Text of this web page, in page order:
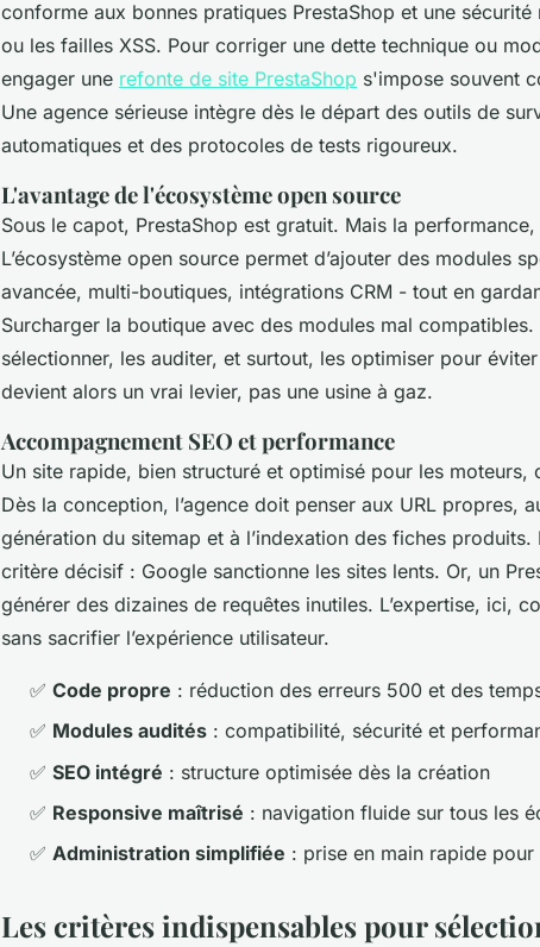
conforme aux bonnes pratiques PrestaShop et une
ou les failles XSS. Pour corriger une dette technique ou
engager une refonte de site PrestaShop s'impose souvent
Une agence sérieuse intègre dès le départ des outils de
automatiques et des protocoles de tests rigoureux.
L'avantage de l'écosystème open source
Sous le capot, PrestaShop est gratuit. Mais la
L’écosystème open source permet d’ajouter des modules
avancée, multi-boutiques, intégrations CRM - tout en
Surcharger la boutique avec des modules mal
sélectionner, les auditer, et surtout, les optimiser pour
devient alors un vrai levier, pas une usine à gaz.
Accompagnement SEO et performance
Un site rapide, bien structuré et optimisé pour les moteurs,
Dès la conception, l’agence doit penser aux URL propres,
génération du sitemap et à l’indexation des fiches produits.
critère décisif : Google sanctionne les sites lents. Or, un
générer des dizaines de requêtes inutiles. L’expertise, ici,
sans sacrifier l’expérience utilisateur.
✅ Code propre : réduction des erreurs 500 et des
✅ Modules audités : compatibilité, sécurité et
✅ SEO intégré : structure optimisée dès la création
✅ Responsive maîtrisé : navigation fluide sur tous les
✅ Administration simplifiée : prise en main rapide pour
Les critères indispensables pour